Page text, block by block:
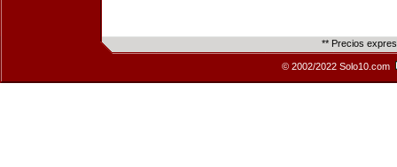
** Precios
© 2002/2022 Solo10.com